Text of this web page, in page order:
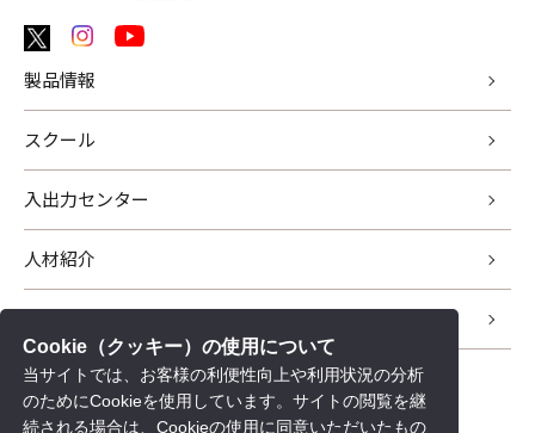
Cookie（クッキー）の使用について
当サイトでは、お客様の利便性向上や利用状況の分析
のためにCookieを使用しています。サイトの閲覧を継
続される場合は、Cookieの使用に同意いただいたもの
製品情報
スクール
入出力センター
人材紹介
新着情報
会社情報